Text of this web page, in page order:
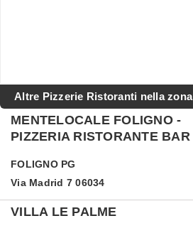
Altre Pizzerie Ristoranti nella zona
MENTELOCALE FOLIGNO -
PIZZERIA RISTORANTE BAR
FOLIGNO PG
Via Madrid 7 06034
VILLA LE PALME